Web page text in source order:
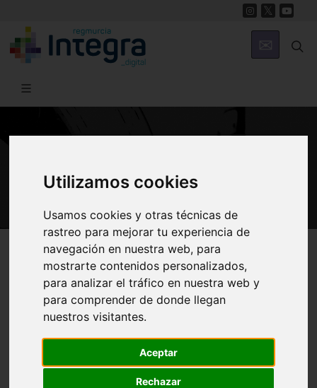
Utilizamos cookies
Usamos cookies y otras técnicas de
rastreo para mejorar tu experiencia de
navegación en nuestra web, para
mostrarte contenidos personalizados,
para analizar el tráfico en nuestra web y
para comprender de donde llegan
nuestros visitantes.
Aceptar
Rechazar
Recetas de la Región de Murcia
Región de Murcia Digital Gastronomía Recetas
Presentación Entrantes Guisos
Pescados